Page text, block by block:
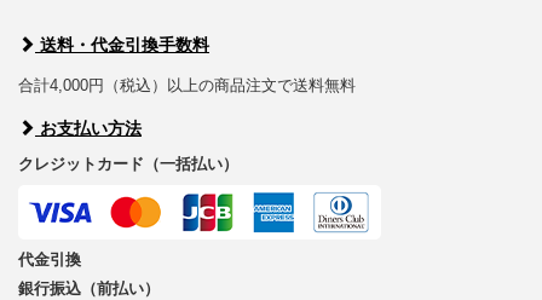
送料・代金引換手数料
合計4,000円（税込）以上の商品注文で送料無料
お支払い方法
クレジットカード（一括払い）
代金引換
銀行振込（前払い）